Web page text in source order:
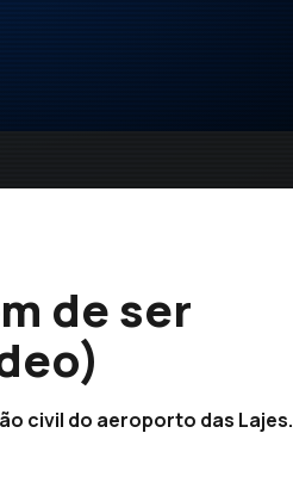
de ser
civil do aeroporto das Lajes.